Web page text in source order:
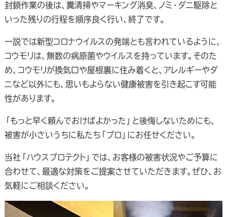
封鎖作業の後は、糞清掃やマーキング消臭、ノミ・ダニ駆除と
いった残りの行程を順序良く行い、終了です。
一説では新型コロナウイルスの発端とも言われているように、
コウモリは、無数の病原菌やウイルスを持っています。そのた
め、コウモリが換気口や屋根裏に住み着くと、アレルギーやダ
ニなど以外にも、思いもよらない健康被害を引き起こす可能
性があります。
「もっと早く頼んでおけばよかった」と後悔しないためにも、
被害が小さいうちに私たち「プロ」にお任せください。
当社「ハウスプロテクト」では、お客様の被害状況やご予算に
合わせて、最適な対策をご提案させていただきます。ぜひ、お
気軽にご相談ください。